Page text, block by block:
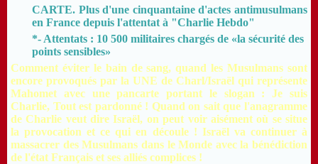
CARTE. Plus d'une cinquantaine d'actes antimusulmans
en France depuis l'attentat à "Charlie Hebdo"
*- Attentats : 10 500 militaires chargés de «la sécurité des
points sensibles»
Comment éviter le bain de sang, quand les Musulmans sont
encore provoqués par la UNE de Charl/Israël qui représente
Mahomet avec une pancarte portant le slogan : Je suis
Charlie, Tout est pardonné ! Quand on sait que l'anagramme
de Charlie veut dire Israël, on peut voir aisément où se situe
la provocation et ce qui en découle ! Israël va continuer à
massacrer des Musulmans dans le Monde avec la bénédiction
de l'état Français et ses alliés complices !